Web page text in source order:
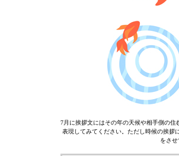
7月に挨拶文にはその年の天候や相手側の
表現してみてください。ただし時候の挨拶
をさ